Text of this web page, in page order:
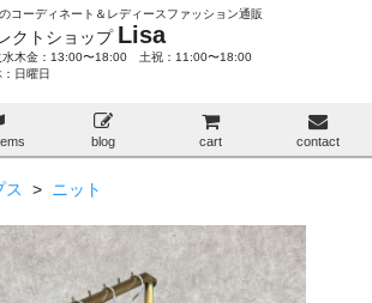
コーディネート＆レディースファッション通販
クトショップ Lisa
水木金：13:00〜18:00 土祝：11:00〜18:00
日曜日
blog cart contact
ス > ニット